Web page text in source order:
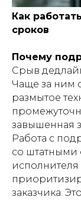
Как
сроков
Почему
Срыв
Чаще за ним
размытое
завышенная
Работа с
со штатными
заказчика.